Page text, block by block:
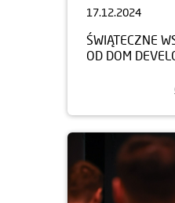
17.12.2024
ŚWIĄTECZNE
OD DOM